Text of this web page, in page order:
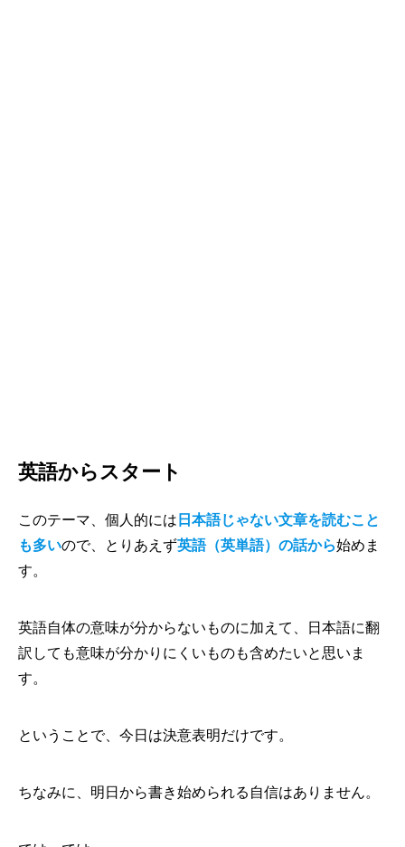
英語からスタート
このテーマ、個人的には 日本語じゃない文章を読むこと
も多いので、とりあえず英語（英単語）の話から始めま
す。
英語自体の意味が分からないものに加えて、日本語に翻
訳しても意味が分かりにくいものも含めたいと思いま
す。
ということで、今日は決意表明だけです。
ちなみに、明日から書き始められる自信はありません。